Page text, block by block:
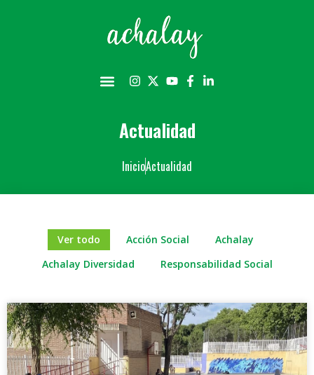
Actualidad
InicioActualidad
Ver todo Acción Social
Achalay
Achalay Diversidad
Responsabilidad Social